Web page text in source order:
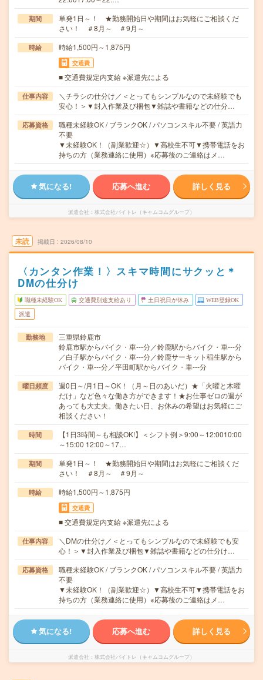
期間
単発1日～！ ★勤務開始日や期間はお気軽にご相談くだ
さい！ ＃8月～ ＃9月～
時給 時給1,500円～1,875円
交通費
■ 交通費規定内支給 ※派遣先による
仕事内容
＼チラシの仕分け／＜とってもシンプルなので未経験でも
安心！＞▼封入作業及び梱包▼雑誌や書籍などの仕分…
応募資格
職種未経験OK / ブランクOK / パソコンスキル不要 / 英語力
不要
▼未経験OK！（副業歓迎☆）▼高校生不可▼携帯電話をお
持ちの方（業務連絡に使用）※応募後のご連絡はメ…
気になる! 応募へ進む 詳しく見る
派遣会社 株式会社バイトレ（キャムコムグループ）
未読 掲載日 2026/08/10
〈カンタン作業！〉スキマ時間にサクッと＊
DMの仕分け
職種未経験OK 交通費別途支給あり 土日祝日が休み WEB登録OK
派遣
勤務地
三重県鈴鹿市
鈴鹿市駅からバイク・車---分／鈴鹿駅からバイク・車---分
／白子駅からバイク・車---分／鈴鹿サーキット稲生駅から
バイク・車---分／平田町駅からバイク・車---分
曜日頻度
週0日～/月1日～OK！（月～日のあいだ）★「火曜と木曜
だけ」など色々な働き方ができます！★お仕事ゼロの週が
あっても大丈夫。働きたい日、お休みの希望はお気軽にご
相談ください！
時間
【1日3時間～も相談OK!】＜シフト例＞9:00～12:0010:00
～15:00 12:00～17…
期間
単発1日～！ ★勤務開始日や期間はお気軽にご相談くだ
さい！ ＃8月～ ＃9月～
時給 時給1,500円～1,875円
交通費
■ 交通費規定内支給 ※派遣先による
仕事内容
＼DMの仕分け／＜とってもシンプルなので未経験でも安
心！＞▼封入作業及び梱包▼雑誌や書籍などの仕分け…
応募資格
職種未経験OK / ブランクOK / パソコンスキル不要 / 英語力
不要
▼未経験OK！（副業歓迎☆）▼高校生不可▼携帯電話をお
持ちの方（業務連絡に使用）※応募後のご連絡はメ…
気になる! 応募へ進む 詳しく見る
派遣会社 株式会社バイトレ（キャムコムグループ）